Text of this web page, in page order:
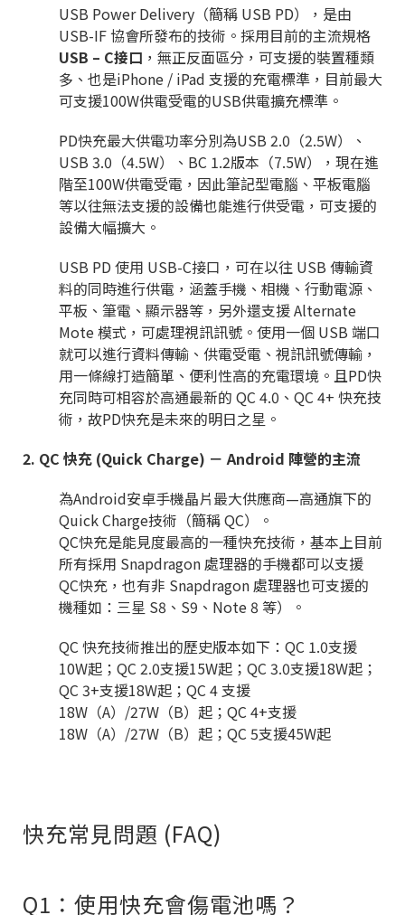
USB Power Delivery （簡稱 USB PD），是由
USB-IF協會所發布的技術。採用目前的主流規格
USB – C接口 ，無正反面區分，可支援的裝置種類
多、也是iPhone / iPad 支援的充電標準，目前最大
可支援100W供電受電的USB供電擴充標準。
PD快充最大供電功率分別為USB 2.0 （2.5W）、
USB 3.0 （4.5W）、 BC 1.2版本（7.5W），現在進
階至100W供電受電，因此筆記型電腦、平板電腦
等以往無法支援的設備也能進行供受電，可支援的
設備大幅擴大。
USB PD 使用 USB-C接口，可在以往 USB 傳輸資
料的同時進行供電，涵蓋手機、相機、行動電源、
平板、筆電、顯示器等，另外還支援Alternate
Mote模式，可處理視訊訊號。使用一個 USB 端口
就可以進行資料傳輸、供電受電、視訊訊號傳輸，
用一條線打造簡單、便利性高的充電環境。且PD快
充同時可相容於高通最新的 QC 4.0 、 QC 4+ 快充技
術，故PD快充是未來的明日之星。
2. QC 快充 (Quick Charge) － Android 陣營的主流
為Android安卓手機晶片最大供應商—高通旗下的
Quick Charge技術（簡稱QC）。
QC快充是能見度最高的一種快充技術，基本上目前
所有採用 Snapdragon處理器的手機都可以支援
QC快充，也有非 Snapdragon處理器也可支援的
機種如：三星 S8 、 S9 、 Note 8 等）。
QC 快充技術推出的歷史版本如下： QC 1.0支援
10W起； QC 2.0支援15W起； QC 3.0支援18W起；
QC 3+支援18W起； QC 4支援
18W （A） /27W （B）起； QC 4+支援
18W （A） /27W （B）起； QC 5支援45W起
快充常見問題 (FAQ)
Q1：使用快充會傷電池嗎？